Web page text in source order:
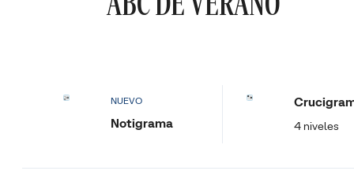
NUEVO
Notigrama 4 niveles